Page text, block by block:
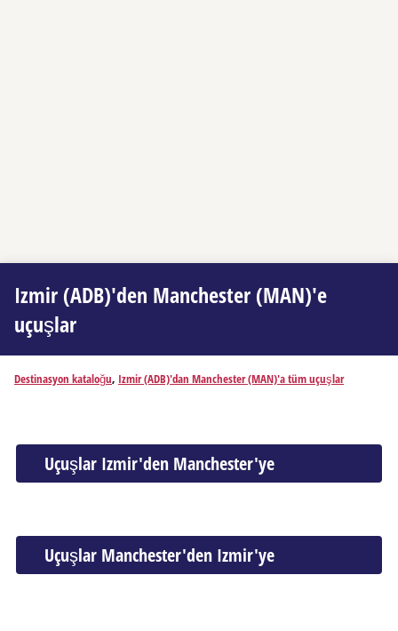
Izmir (ADB)'den Manchester (MAN)'e
uçuşlar
Destinasyon kataloğu, Izmir (ADB)'dan Manchester (MAN)'a tüm uçuşlar
Uçuşlar Izmir'den Manchester'ye
Uçuşlar Manchester'den Izmir'ye